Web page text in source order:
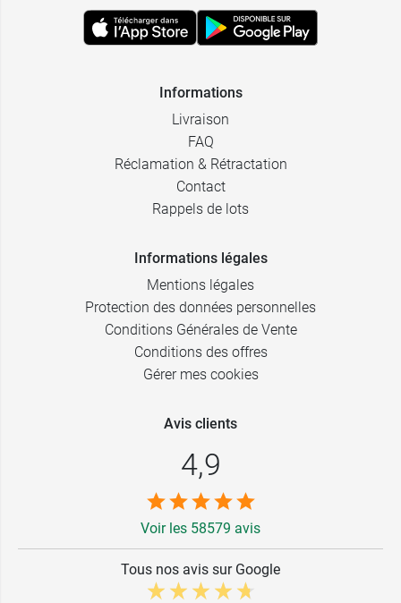
Informations
Livraison
FAQ
Réclamation & Rétractation
Contact
Rappels de lots
Informations légales
Mentions légales
Protection des données personnelles
Conditions Générales de Vente
Conditions des offres
Gérer mes cookies
Avis clients
4,9
Voir les 58579 avis
Tous nos avis sur Google